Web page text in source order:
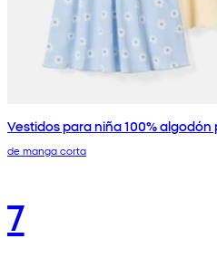
Vestidos para niña 100% algodón
de manga corta
7